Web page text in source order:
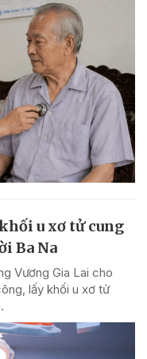
u xơ tử cung
Ba Na
Vương Gia Lai cho
lấy khối u xơ tử